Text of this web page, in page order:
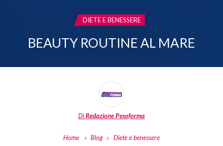
CATEGORIA:
DIETE E BENESSERE
BEAUTY ROUTINE AL MARE
DiRedazione Pesoforma
Home Blog Diete e benessere